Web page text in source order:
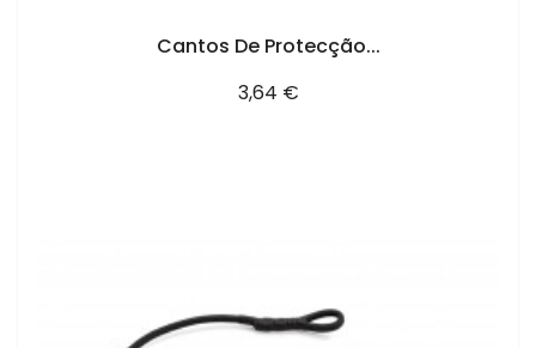
Cantos De Protecção...
Preço
3,64 €